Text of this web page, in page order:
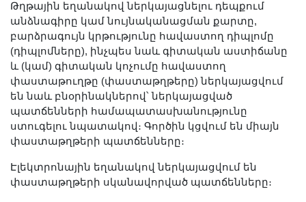
Թղթային եղանակով ներկայացնելու դեպքում
անձնագիրը կամ նույնականացման քարտը,
բարձրագույն կրթությունը հավաստող դիպլոմը
(դիպլոմները), ինչպես նաև գիտական աստիճանը
և (կամ) գիտական կոչումը հավաստող
փաստաթուղթը (փաստաթղթերը) ներկայացվում
են նաև բնօրինակներով՝ ներկայացված
պատճենների համապատասխանությունը
ստուգելու նպատակով։ Գործին կցվում են միայն
փաստաթղթերի պատճենները։
Էլեկտրոնային եղանակով ներկայացվում են
փաստաթղթերի սկանավորված պատճենները։